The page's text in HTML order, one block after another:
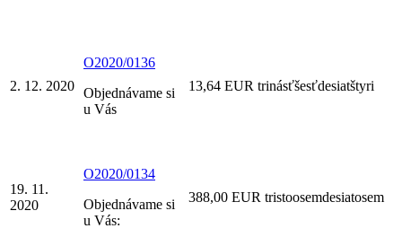
2. 12. 2020
O2020/0136
Objednávame si
u Vás
13,64 EUR trinásťšesťdesiatštyri
19. 11.
2020
O2020/0134
Objednávame si
u Vás:
388,00 EUR tristoosemdesiatosem